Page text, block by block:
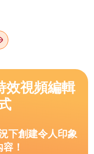
效視頻編輯
下創建令人印象
！